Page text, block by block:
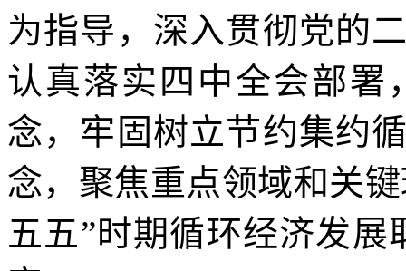
为指导，深入贯彻党的
认真落实四中全会部署
念，牢固树立节约集约
念，聚焦重点领域和关
五五”时期循环经济发